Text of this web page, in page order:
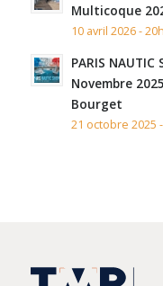
Multicoque
10 avril 2026 -
PARIS
Novembre
Bourget
21 octobre 2025